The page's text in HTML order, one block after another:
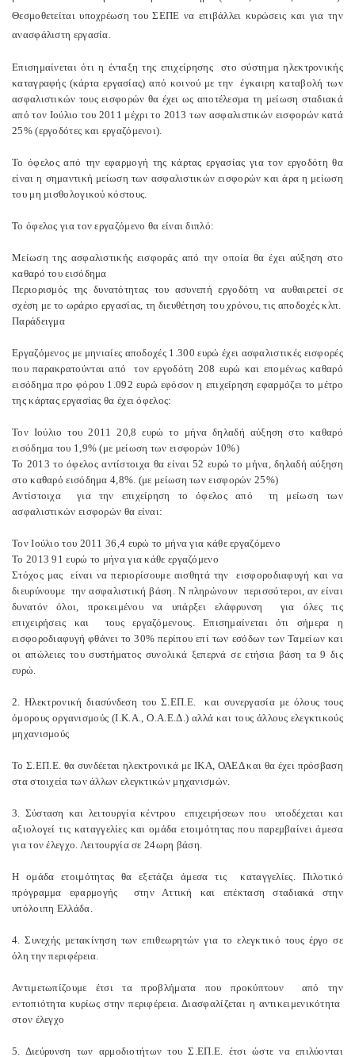
Θεσμοθετείται υποχρέωση του ΣΕΠΕ να επιβάλλει κυρώσεις και για την
ανασφάλιστη εργασία.
Επισημαίνεται ότι η ένταξη της επιχείρησης στο σύστημα ηλεκτρονικής
καταγραφής (κάρτα εργασίας) από κοινού με την έγκαιρη καταβολή των
ασφαλιστικών τους εισφορών θα έχει ως αποτέλεσμα τη μείωση σταδιακά
από τον Ιούλιο του 2011 μέχρι το 2013 των ασφαλιστικών εισφορών κατά
25% (εργοδότες και εργαζόμενοι).
Το όφελος από την εφαρμογή της κάρτας εργασίας για τον εργοδότη θα
είναι η σημαντική μείωση των ασφαλιστικών εισφορών και άρα η μείωση
του μη μισθολογικού κόστους.
Το όφελος για τον εργαζόμενο θα είναι διπλό:
Μείωση της ασφαλιστικής εισφοράς από την οποία θα έχει αύξηση στο
καθαρό του εισόδημα
Περιορισμός της δυνατότητας του ασυνεπή εργοδότη να αυθαιρετεί σε
σχέση με το ωράριο εργασίας, τη διευθέτηση του χρόνου, τις αποδοχές κλπ.
Παράδειγμα
Εργαζόμενος με μηνιαίες αποδοχές 1.300 ευρώ έχει ασφαλιστικές εισφορές
που παρακρατούνται από τον εργοδότη 208 ευρώ και επομένως καθαρό
εισόδημα προ φόρου 1.092 ευρώ εφόσον η επιχείρηση εφαρμόζει το μέτρο
της κάρτας εργασίας θα έχει όφελος:
Τον Ιούλιο του 2011 20,8 ευρώ το μήνα δηλαδή αύξηση στο καθαρό
εισόδημα του 1,9% (με μείωση των εισφορών 10%)
Το 2013 το όφελος αντίστοιχα θα είναι 52 ευρώ το μήνα, δηλαδή αύξηση
στο καθαρό εισόδημα 4,8%. (με μείωση των εισφορών 25%)
Αντίστοιχα για την επιχείρηση το όφελος από τη μείωση των
ασφαλιστικών εισφορών θα είναι:
Τον Ιούλιο του 2011 36,4 ευρώ το μήνα για κάθε εργαζόμενο
Το 2013 91 ευρώ το μήνα για κάθε εργαζόμενο
Στόχος μας είναι να περιορίσουμε αισθητά την εισφοροδιαφυγή και να
διευρύνουμε την ασφαλιστική βάση. Ν πληρώνουν περισσότεροι, αν είναι
δυνατόν όλοι, προκειμένου να υπάρξει ελάφρυνση για όλες τις
επιχειρήσεις και τους εργαζόμενους. Επισημαίνεται ότι σήμερα η
εισφοροδιαφυγή φθάνει το 30% περίπου επί των εσόδων των Ταμείων και
οι απώλειες του συστήματος συνολικά ξεπερνά σε ετήσια βάση τα 9 δις
ευρώ.
2. Ηλεκτρονική διασύνδεση του Σ.ΕΠ.Ε. και συνεργασία με όλους τους
όμορους οργανισμούς (Ι.Κ.Α., Ο.Α.Ε.Δ.) αλλά και τους άλλους ελεγκτικούς
μηχανισμούς
Το Σ.ΕΠ.Ε. θα συνδέεται ηλεκτρονικά με ΙΚΑ, ΟΑΕΔ και θα έχει πρόσβαση
στα στοιχεία των άλλων ελεγκτικών μηχανισμών.
3. Σύσταση και λειτουργία κέντρου επιχειρήσεων που υποδέχεται και
αξιολογεί τις καταγγελίες και ομάδα ετοιμότητας που παρεμβαίνει άμεσα
για τον έλεγχο. Λειτουργία σε 24ωρη βάση.
Η ομάδα ετοιμότητας θα εξετάζει άμεσα τις καταγγελίες. Πιλοτικό
πρόγραμμα εφαρμογής στην Αττική και επέκταση σταδιακά στην
υπόλοιπη Ελλάδα.
4. Συνεχής μετακίνηση των επιθεωρητών για το ελεγκτικό τους έργο σε
όλη την περιφέρεια.
Αντιμετωπίζουμε έτσι τα προβλήματα που προκύπτουν από την
εντοπιότητα κυρίως στην περιφέρεια. Διασφαλίζεται η αντικειμενικότητα
στον έλεγχο
5. Διεύρυνση των αρμοδιοτήτων του Σ.ΕΠ.Ε. έτσι ώστε να επιλύονται